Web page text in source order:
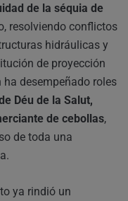
de la séquia de
resolviendo conflictos
hidráulicas y
de proyección
desempeñado roles
Déu de la Salut,
de cebollas,
de toda una
ya rindió un